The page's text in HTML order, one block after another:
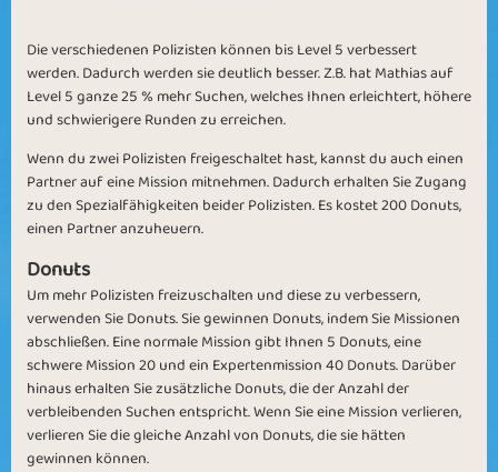
Die verschiedenen Polizisten können bis Level 5 verbessert
werden. Dadurch werden sie deutlich besser. Z.B. hat Mathias auf
Level 5 ganze 25 % mehr Suchen, welches Ihnen erleichtert, höhere
und schwierigere Runden zu erreichen.
Wenn du zwei Polizisten freigeschaltet hast, kannst du auch einen
Partner auf eine Mission mitnehmen. Dadurch erhalten Sie Zugang
zu den Spezialfähigkeiten beider Polizisten. Es kostet 200 Donuts,
einen Partner anzuheuern.
Donuts
Um mehr Polizisten freizuschalten und diese zu verbessern,
verwenden Sie Donuts. Sie gewinnen Donuts, indem Sie Missionen
abschließen. Eine normale Mission gibt Ihnen 5 Donuts, eine
schwere Mission 20 und ein Expertenmission 40 Donuts. Darüber
hinaus erhalten Sie zusätzliche Donuts, die der Anzahl der
verbleibenden Suchen entspricht. Wenn Sie eine Mission verlieren,
verlieren Sie die gleiche Anzahl von Donuts, die sie hätten
gewinnen können.